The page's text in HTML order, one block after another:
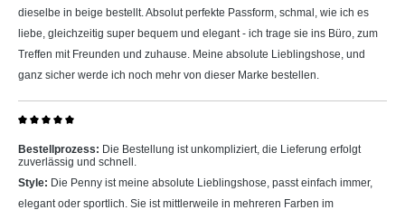
dieselbe in beige bestellt. Absolut perfekte Passform, schmal, wie ich es
liebe, gleichzeitig super bequem und elegant - ich trage sie ins Büro, zum
Treffen mit Freunden und zuhause. Meine absolute Lieblingshose, und
ganz sicher werde ich noch mehr von dieser Marke bestellen.
Bestellprozess: Die Bestellung ist unkompliziert, die Lieferung erfolgt
zuverlässig und schnell.
Style: Die Penny ist meine absolute Lieblingshose, passt einfach immer,
elegant oder sportlich. Sie ist mittlerweile in mehreren Farben im